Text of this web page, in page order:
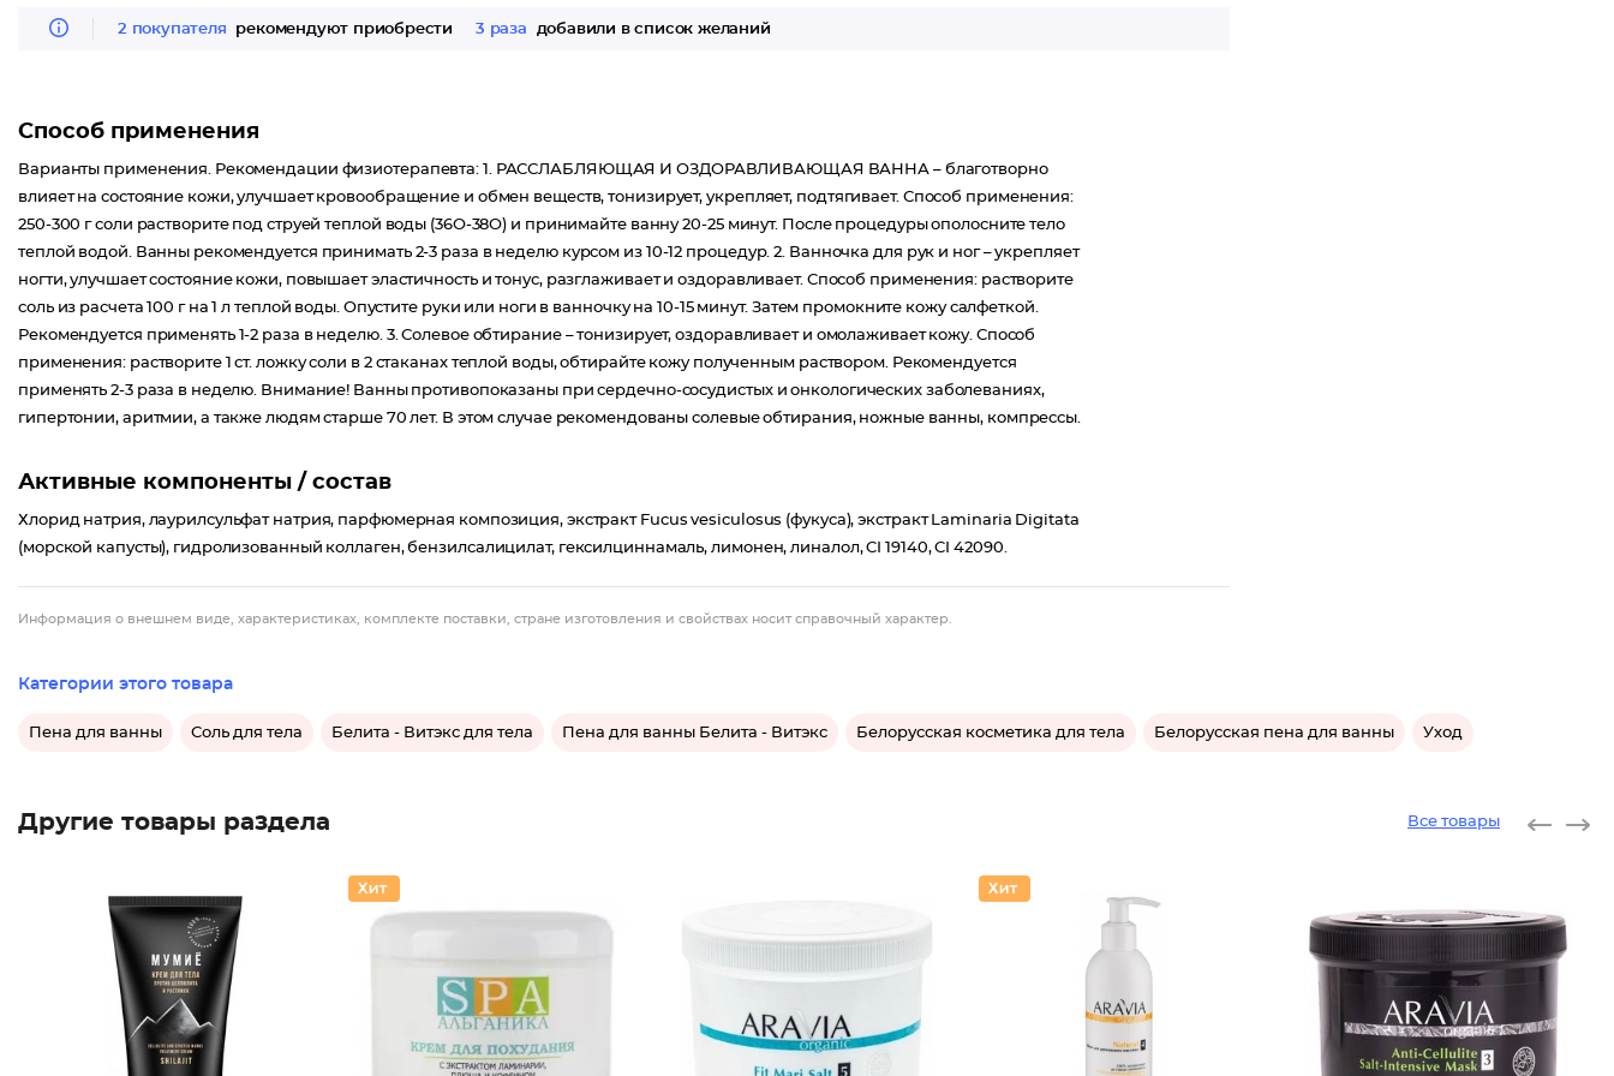
Всего 20-25 минут в ванне с солью помогают быстрее избавиться от нежелательных объемов и целлюлита, улучшают упругость и
эластичность кожи, дарят прилив энергии и жизненных сил. Курс из 10-12 процедур сравним с курсом санаторного отдыха.
2 покупателя рекомендуют приобрести 3 раза добавили в список желаний
Способ применения
Варианты применения. Рекомендации физиотерапевта: 1. РАССЛАБЛЯЮЩАЯ И ОЗДОРАВЛИВАЮЩАЯ ВАННА – благотворно
влияет на состояние кожи, улучшает кровообращение и обмен веществ, тонизирует, укрепляет, подтягивает. Способ применения:
250-300 г соли растворите под струей теплой воды (36О-38О) и принимайте ванну 20-25 минут. После процедуры ополосните тело
теплой водой. Ванны рекомендуется принимать 2-3 раза в неделю курсом из 10-12 процедур. 2. Ванночка для рук и ног – укрепляет
ногти, улучшает состояние кожи, повышает эластичность и тонус, разглаживает и оздоравливает. Способ применения: растворите
соль из расчета 100 г на 1 л теплой воды. Опустите руки или ноги в ванночку на 10-15 минут. Затем промокните кожу салфеткой.
Рекомендуется применять 1-2 раза в неделю. 3. Солевое обтирание – тонизирует, оздоравливает и омолаживает кожу. Способ
применения: растворите 1 ст. ложку соли в 2 стаканах теплой воды, обтирайте кожу полученным раствором. Рекомендуется
применять 2-3 раза в неделю. Внимание! Ванны противопоказаны при сердечно-сосудистых и онкологических заболеваниях,
гипертонии, аритмии, а также людям старше 70 лет. В этом случае рекомендованы солевые обтирания, ножные ванны, компрессы.
Активные компоненты / состав
Хлорид натрия, лаурилсульфат натрия, парфюмерная композиция, экстракт Fucus vesiculosus (фукуса), экстракт Laminaria Digitata
(морской капусты), гидролизованный коллаген, бензилсалицилат, гексилциннамаль, лимонен, линалол, CI 19140, CI 42090.
Информация о внешнем виде, характеристиках, комплекте поставки, стране изготовления и свойствах носит справочный характер.
Категории этого товара
Пена для ванны Соль для тела Белита - Витэкс для тела Пена для ванны Белита - Витэкс Белорусская косметика для тела Белорусская пена для ванны Уход
Другие товары раздела Все товары